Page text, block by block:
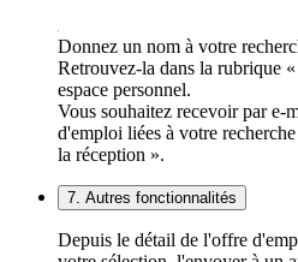
Donnez un nom à votre
Retrouvez-la dans la rubrique
espace personnel.
Vous souhaitez recevoir par e-
d'emploi liées à votre
la réception ».
7. Autres fonctionnalités
Depuis le détail de l'offre